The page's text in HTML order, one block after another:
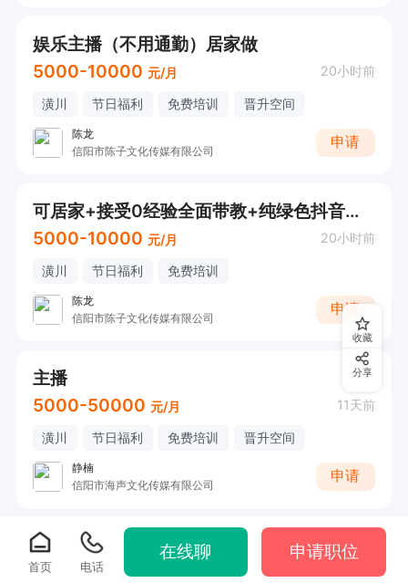
娱乐主播（不用通勤）居家做
5000-10000 元/月 20小时前
潢川 节日福利 免费培训 晋升空间
陈龙
信阳市陈子文化传媒有限公司
申请
可居家+接受0经验全面带教+纯绿色抖音娱乐主播
5000-10000 元/月 20小时前
潢川 节日福利 免费培训
陈龙
信阳市陈子文化传媒有限公司
申请
主播
5000-50000 元/月 11天前
潢川 节日福利 免费培训 晋升空间
静楠
信阳市海声文化传媒有限公司
申请
收藏
分享
首页 电话
在线聊 申请职位